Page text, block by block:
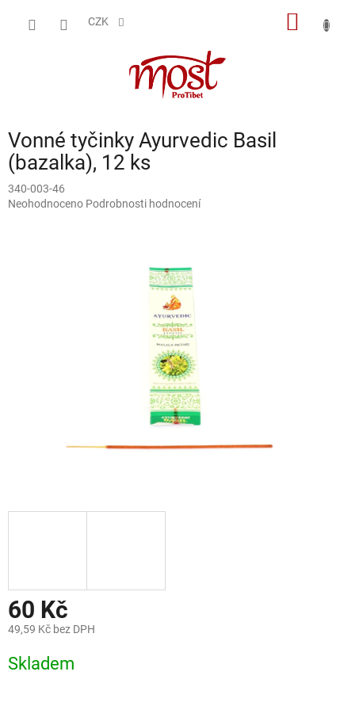
CZK
Vonné tyčinky Ayurvedic Basil
(bazalka), 12 ks
340-003-46
Průměrné
Neohodnoceno Podrobnosti hodnocení
60 Kč
49,59 Kč bez DPH
cena:
Skladem